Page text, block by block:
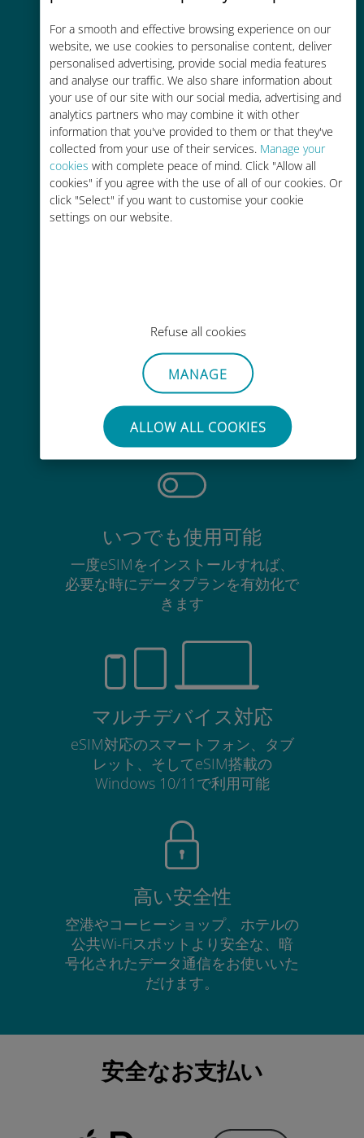
For a smooth and effective browsing experience on our
website, we use cookies to personalise content, deliver
personalised advertising, provide social media features
and analyse our traffic. We also share information about
your use of our site with our social media, advertising and
analytics partners who may combine it with other
information that you've provided to them or that they've
collected from your use of their services. Manage your
cookies with complete peace of mind. Click "Allow all
cookies" if you agree with the use of all of our cookies. Or
click "Select" if you want to customise your cookie
settings on our website.
Refuse all cookies
MANAGE
ALLOW ALL COOKIES
お客様が普段お使いのキャリアでロ
ーミングサービスを使った場合に比
べて最大で90％の節約が可能です。
かんたん追加購入
Wi-Fiやデータ残量がなくても、
手間いらず
使用中のSIMカードを抜き差しする
必要はありません
いつでも使用可能
一度eSIMをインストールすれば、
必要な時にデータプランを有効化で
きます
マルチデバイス対応
eSIM対応のスマートフォン、タブ
レット、そしてeSIM搭載の
Windows 10/11で利用可能
高い安全性
空港やコーヒーショップ、ホテルの
公共Wi-Fiスポットより安全な、暗
号化されたデータ通信をお使いいた
だけます。
安全なお支払い